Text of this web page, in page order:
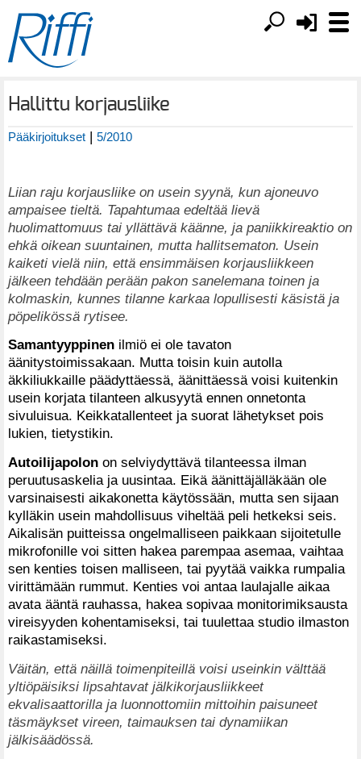
Hallittu korjausliike
Pääkirjoitukset | 5/2010
Liian raju korjausliike on usein syynä, kun ajoneuvo
ampaisee tieltä. Tapahtumaa edeltää lievä
huolimattomuus tai yllättävä käänne, ja paniikkireaktio on
ehkä oikean suuntainen, mutta hallitsematon. Usein
kaiketi vielä niin, että ensimmäisen korjausliikkeen
jälkeen tehdään perään pakon sanelemana toinen ja
kolmaskin, kunnes tilanne karkaa lopullisesti käsistä ja
pöpelikössä rytisee.
Samantyyppinen ilmiö ei ole tavaton
äänitystoimissakaan. Mutta toisin kuin autolla
äkkiliukkaille päädyttäessä, äänittäessä voisi kuitenkin
usein korjata tilanteen alkusyytä ennen onnetonta
sivuluisua. Keikkatallenteet ja suorat lähetykset pois
lukien, tietystikin.
Autoilijapolon on selviydyttävä tilanteessa ilman
peruutusaskelia ja uusintaa. Eikä äänittäjälläkään ole
varsinaisesti aikakonetta käytössään, mutta sen sijaan
kylläkin usein mahdollisuus viheltää peli hetkeksi seis.
Aikalisän puitteissa ongelmalliseen paikkaan sijoitetulle
mikrofonille voi sitten hakea parempaa asemaa, vaihtaa
sen kenties toisen malliseen, tai pyytää vaikka rumpalia
virittämään rummut. Kenties voi antaa laulajalle aikaa
avata ääntä rauhassa, hakea sopivaa monitorimiksausta
vireisyyden kohentamiseksi, tai tuulettaa studio ilmaston
raikastamiseksi.
Väitän, että näillä toimenpiteillä voisi useinkin välttää
yltiöpäisiksi lipsahtavat jälkikorjausliikkeet
ekvalisaattorilla ja luonnottomiin mittoihin paisuneet
täsmäykset vireen, taimauksen tai dynamiikan
jälkisäädössä.